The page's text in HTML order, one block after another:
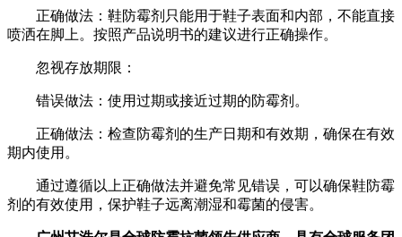
正确做法：鞋防霉剂只能用于鞋子表面和内部，不能直接
喷洒在脚上。按照产品说明书的建议进行正确操作。
忽视存放期限：
错误做法：使用过期或接近过期的防霉剂。
正确做法：检查防霉剂的生产日期和有效期，确保在有效
期内使用。
通过遵循以上正确做法并避免常见错误，可以确保鞋防霉
剂的有效使用，保护鞋子远离潮湿和霉菌的侵害。